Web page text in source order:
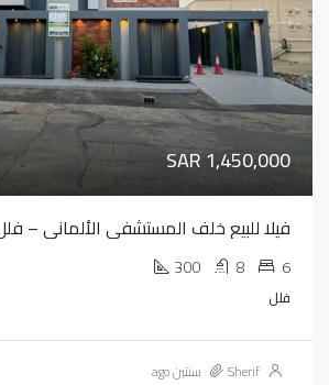
SAR 1,450,000
6
8
300
فلل
Sherif سنتين ago